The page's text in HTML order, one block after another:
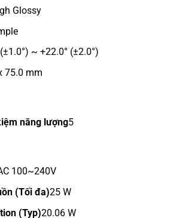
Glossy
~ +22.0° (±2.0°)
75.0 mm
năng lượng5
100~240V
(Tối đa)25 W
(Typ)20.06 W